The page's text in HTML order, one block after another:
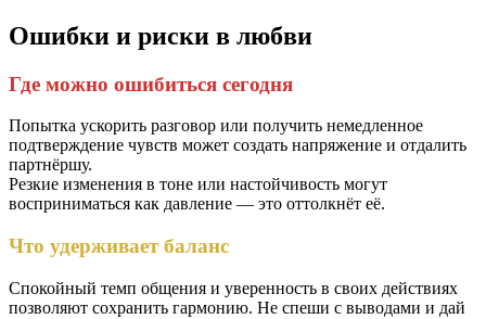
Ошибки и риски в любви
Где можно ошибиться сегодня
Попытка ускорить разговор или получить немедленное
подтверждение чувств может создать напряжение и отдалить
партнёршу.
Резкие изменения в тоне или настойчивость могут
восприниматься как давление — это оттолкнёт её.
Что удерживает баланс
Спокойный темп общения и уверенность в своих действиях
позволяют сохранить гармонию. Не спеши с выводами и дай